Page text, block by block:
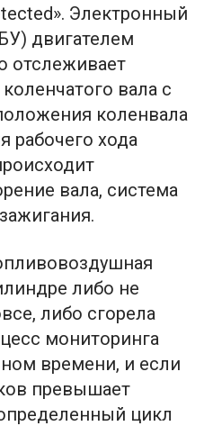
Электронный
двигателем
отслеживает
вала с
коленвала
рабочего хода
вала, система
либо не
либо сгорела
мониторинга
времени, и если
превышает
цикл